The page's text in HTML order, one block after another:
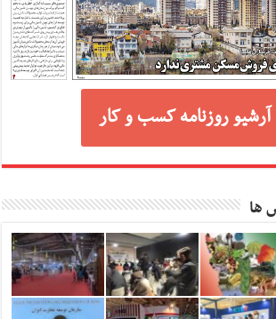
آرشیو روزنامه کسب و کار
ها